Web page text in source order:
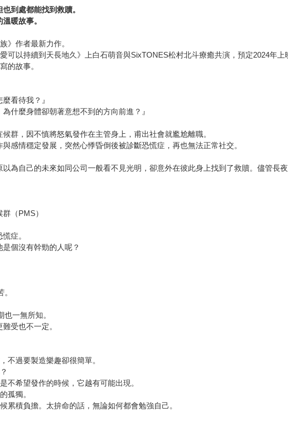
到處都能找到救贖。
暖故事。
》作者最新力作。
可以持續到天長地久》上白石萌音與SixTONES松村北斗療癒共演，預定2024年上
的故事。
看待我？』
為什麼身體卻朝著意想不到的方向前進？』
群，因不慎將怒氣發作在主管身上，甫出社會就尷尬離職。
感情穩定發展，突然心悸昏倒後被診斷恐慌症，再也無法正常社交。
為自己的未來如同公司一般看不見光明，卻意外在彼此身上找到了救贖。儘管長
（PMS）
症。
個沒有幹勁的人呢？
一無所知。
受也不一定。
不過要製造樂趣卻很簡單。
不希望發作的時候，它越有可能出現。
孤獨。
累積負擔。太拚命的話，無論如何都會勉強自己。